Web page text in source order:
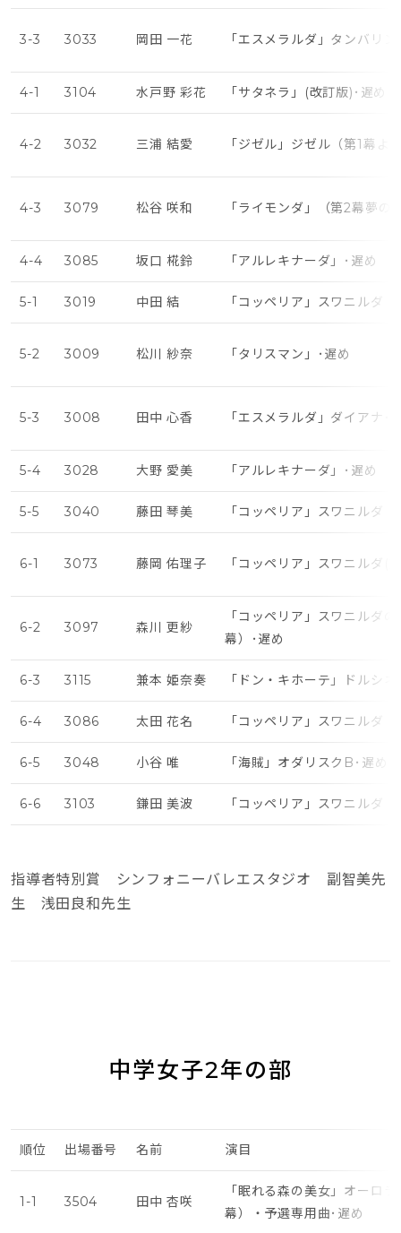
3-3 3033 岡田 一花 「エスメラルダ」タンバリ
4-1 3104 水戸野 彩花 「サタネラ」(改訂版)･遅め
4-2 3032 三浦 結愛 「ジゼル」ジゼル（第1幕よ
4-3 3079 松谷 咲和 「ライモンダ」（第2幕夢の
4-4 3085 坂口 椛鈴 「アルレキナーダ」･遅め
5-1 3019 中田 結 「コッペリア」スワニルダ
5-2 3009 松川 紗奈 「タリスマン」･遅め
5-3 3008 田中 心香 「エスメラルダ」ダイアナ･
5-4 3028 大野 愛美 「アルレキナーダ」･遅め
5-5 3040 藤田 琴美 「コッペリア」スワニルダ
6-1 3073 藤岡 佑理子 「コッペリア」スワニルダ(
6-2 3097 森川 更紗
「コッペリア」スワニルダ
幕）･遅め
6-3 3115 兼本 姫奈奏 「ドン・キホーテ」ドルシ
6-4 3086 太田 花名 「コッペリア」スワニルダ
6-5 3048 小谷 唯 「海賊」オダリスクB･遅め
6-6 3103 鎌田 美波 「コッペリア」スワニルダ
指導者特別賞 シンフォニーバレエスタジオ 副智美先
生 浅田良和先生
中学女子2年の部
順位 出場番号 名前 演目
1-1 3504 田中 杏咲
「眠れる森の美女」オーロ
幕）・予選専用曲･遅め